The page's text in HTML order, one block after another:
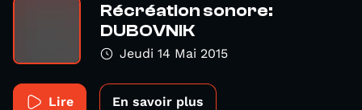
Récréation sonore:
DUBOVNIK
Jeudi 14 Mai 2015
Lire En savoir plus